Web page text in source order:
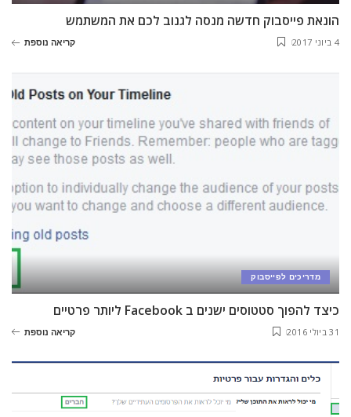
הונאת פייסבוק חדשה מנסה לגנוב לכם את המשתמש
4 ביוני 2017 קריאה נוספת
מדריכים לפייסבוק
כיצד להפוך סטטוסים ישנים ב Facebook ליותר פרטיים
31 ביולי 2016 קריאה נוספת